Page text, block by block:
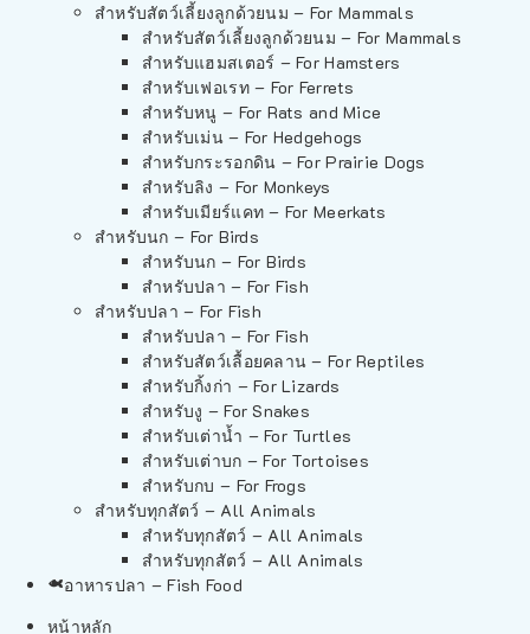
สำหรับสัตว์เลี้ยงลูกด้วยนม – For Mammals
สำหรับสัตว์เลี้ยงลูกด้วยนม – For Mammals
สำหรับแฮมสเตอร์ – For Hamsters
สำหรับเฟอเรท – For Ferrets
สำหรับหนู – For Rats and Mice
สำหรับเม่น – For Hedgehogs
สำหรับกระรอกดิน – For Prairie Dogs
สำหรับลิง – For Monkeys
สำหรับเมียร์แคท – For Meerkats
สำหรับนก – For Birds
สำหรับนก – For Birds
สำหรับปลา – For Fish
สำหรับปลา – For Fish
สำหรับปลา – For Fish
สำหรับสัตว์เลื้อยคลาน – For Reptiles
สำหรับกิ้งก่า – For Lizards
สำหรับงู – For Snakes
สำหรับเต่าน้ำ – For Turtles
สำหรับเต่าบก – For Tortoises
สำหรับกบ – For Frogs
สำหรับทุกสัตว์ – All Animals
สำหรับทุกสัตว์ – All Animals
สำหรับทุกสัตว์ – All Animals
อาหารปลา – Fish Food
หน้าหลัก